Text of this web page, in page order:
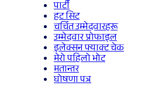
पार्टी
हट सिट
चर्चित उम्मेदवारहरू
उम्मेदवार प्रोफाइल
इलेक्सन फ्याक्ट चेक
मेरो पहिलो भोट
मतान्तर
घोषणा पत्र